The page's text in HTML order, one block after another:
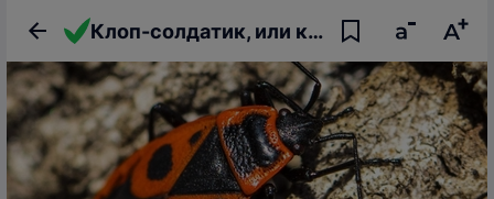
Клоп-солдатик, или красноклоп бескрылый